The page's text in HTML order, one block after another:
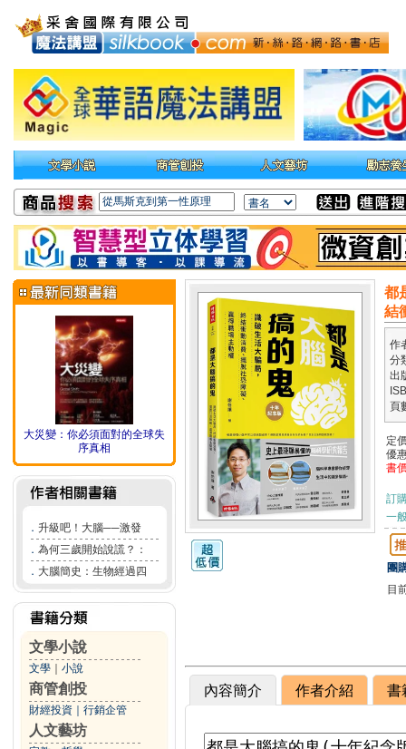
大災變：你必須面對的全球失
序真相
． 升級吧！大腦──激發
． 為何三歲開始說謊？：
． 大腦簡史：生物經過四
文學小說
文學 小說
商管創投
財經投資 行銷企管
人文藝坊
都
結
作
分
出
頁
定
優
書
訂
一
團
目
內容簡介 作者介紹 書